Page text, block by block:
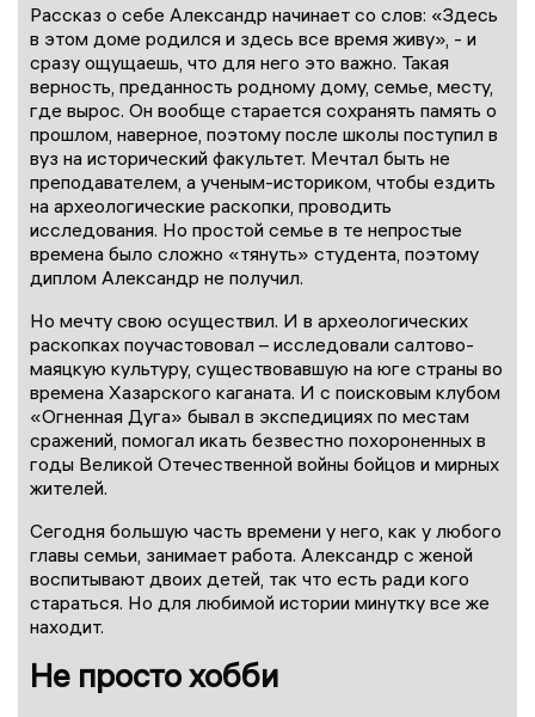
Рассказ о себе Александр начинает со слов: «Здесь
в этом доме родился и здесь все время живу», - и
сразу ощущаешь, что для него это важно. Такая
верность, преданность родному дому, семье, месту,
где вырос. Он вообще старается сохранять память о
прошлом, наверное, поэтому после школы поступил в
вуз на исторический факультет. Мечтал быть не
преподавателем, а ученым-историком, чтобы ездить
на археологические раскопки, проводить
исследования. Но простой семье в те непростые
времена было сложно «тянуть» студента, поэтому
диплом Александр не получил.
Но мечту свою осуществил. И в археологических
раскопках поучастововал – исследовали салтово-
маяцкую культуру, существовавшую на юге страны во
времена Хазарского каганата. И с поисковым клубом
«Огненная Дуга» бывал в экспедициях по местам
сражений, помогал икать безвестно похороненных в
годы Великой Отечественной войны бойцов и мирных
жителей.
Сегодня большую часть времени у него, как у любого
главы семьи, занимает работа. Александр с женой
воспитывают двоих детей, так что есть ради кого
стараться. Но для любимой истории минутку все же
находит.
Не просто хобби